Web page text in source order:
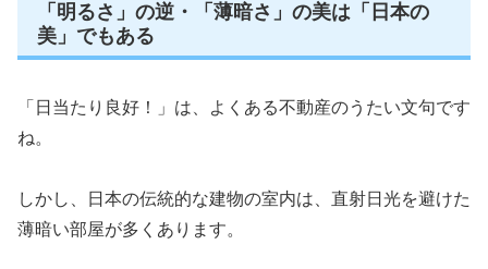
「明るさ」の逆・「薄暗さ」の美は「日本の
美」でもある
「日当たり良好！」は、よくある不動産のうたい文句です
ね。
しかし、日本の伝統的な建物の室内は、直射日光を避けた
薄暗い部屋が多くあります。